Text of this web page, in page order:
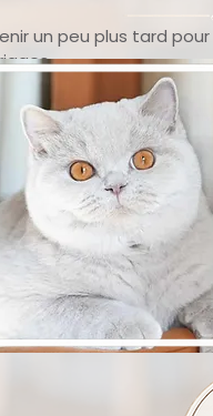
un peu plus tard pour
de demandes pour
difficile de répondre à
votre compréhension
à toutes les sollicitations.